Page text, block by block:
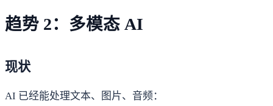
趋势 2：多模态 AI
现状
AI 已经能处理文本、图片、音频：